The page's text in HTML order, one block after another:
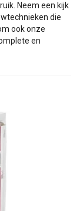
Neem een kijk
die
ook onze
en